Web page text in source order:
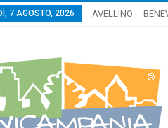
7 AGOSTO, 2026 AVELLINO